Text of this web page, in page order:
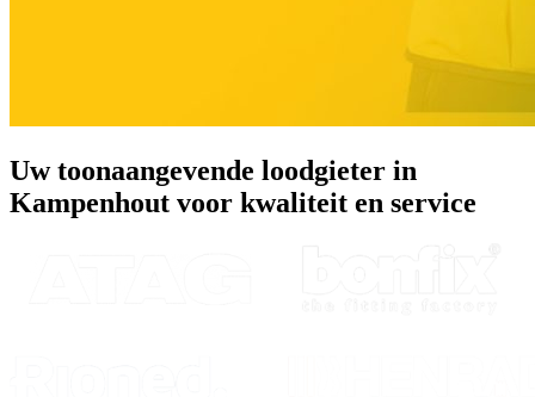
Uw toonaangevende loodgieter in
Kampenhout voor kwaliteit en service